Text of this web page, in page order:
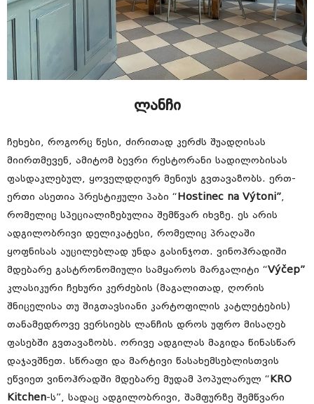
ლანჩი
ჩეხები, როგორც წესი, ძირითად კერძს შუადღისას
მიირთმევენ, ამიტომ ბევრი რესტორანი სადილობისას
ფასდაკლებულ, ყოველდღიურ მენიუს გვთავაზობს. ერთ-
ერთი ასეთია პრესტიჟული პაბი “ Hostinec na Výtoni”,
რომელიც სპეციალიზებულია შემწვარ იხვზე. ეს არის
ადგილობრივი დელიკატესი, რომელიც პრაღაში
ყოფნისას აუცილებლად უნდა გასინჯოთ. ვინოჰრადიში
მდებარე გასტრონომიული სამყაროს მარგალიტი “Výčep”
კლასიკური ჩეხური კერძების (მაგალითად, ღორის
შნიცელისა თუ შიგთავსიანი კარტოფილის კატლეტების)
თანამედროვე ვერსიებს ლანჩის დროს უფრო მისაღებ
ფასებში გვთავაზობს. ორივე ადგილას მაგიდა წინასწარ
დაჯავშნეთ. სწრაფი და მარტივი წასახემსებლისთვის
ეწვიეთ ვინოჰრადში მდებარე მუდამ პოპულარულ “ KRO
Kitchen-ს”, სადაც ადგილობრივი, შამფურზე შემწვარი